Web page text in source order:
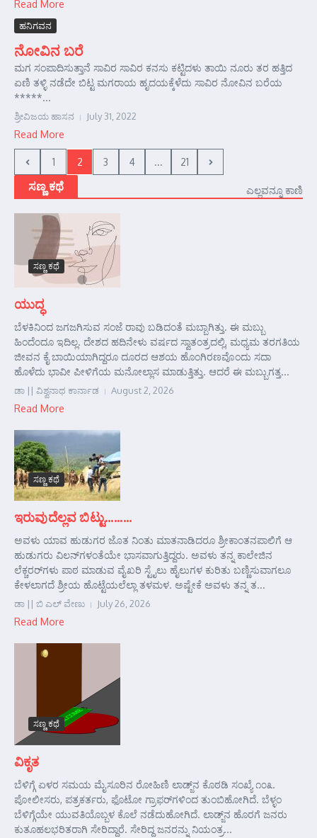
Read More
ಹನಿಗವನ
ನೋವಿನ ಬರೆ
ಮಗ ಸಂಪಾದಿಸುತ್ತಾನೆ ಸಾವಿರ ಸಾವಿರ ಕನಸು ಕಟ್ಟಿದಳು ತಾಯಿ ನೂರು ತರ ಹತ್ತಿದ
ಏಣಿ ತಳ್ಳಿ ನಡೆದೇ ಬಿಟ್ಟ ಮಗರಾಯ ಹೃದಯಕ್ಕೆಳೆದು ಸಾವಿರ ನೋವಿನ ಬರೆಯ
*****...
ಶ್ರೀವಿಜಯ ಹಾಸನ July 31, 2022
Read More
1 2 3 4 ... 21
ಸಣ್ಣ ಕಥೆ ಎಲ್ಲವನ್ನೂ ಕಾಣಿ
ಸಣ್ಣ ಕಥೆ
ಯುದ್ಧ
ಬೆಳಕಿನಿಂದ ಜಗಜಗಿಸುವ ಸಂಜೆ ರಾವು ಬಡಿದಂತೆ ಮಬ್ಬಾಗಿತ್ತು. ಈ ಮಬ್ಬು
ಹಿಂದೆಂದೂ ಇದಿಲ್ಲ. ದೇಶದ ಹದಿನೇಳು ವರ್ಷದ ಸ್ವಾತಂತ್ರದಲ್ಲಿ, ಮಧ್ಯಮ ತರಗತಿಯ
ಜೀವನ ಕೈ ಬಾಯಿಯಾಗಿದ್ದರೂ ದೂರದ ಆಶಯ ಹೊಂಗಿರಣವೊಂದು ಸದಾ
ಹೊಳೆದು ಭಾವೀ ಪೀಳಿಗೆಯ ಮನೋಲ್ಲಾಸ ಮಾಡುತ್ತಿತ್ತು. ಆದರೆ ಈ ಮಬ್ಬುಗತ್ತ...
ಡಾ || ವಿಶ್ವನಾಥ ಕಾರ್ನಾಡ August 2, 2026
Read More
ಸಣ್ಣ ಕಥೆ
ಇರುವುದೆಲ್ಲವ ಬಿಟ್ಟು………
ಅವಳು ಯಾವ ಹುಡುಗರ ಜೊತ ನಿಂತು ಮಾತನಾಡಿದರೂ ಶ್ರೀಕಾಂತನಪಾಲಿಗೆ ಆ
ಹುಡುಗರು ವಿಲನ್‌ಗಳಂತೆಯೇ ಭಾಸವಾಗುತ್ತಿದ್ದರು. ಅವಳು ತನ್ನ ಕಾಲೇಜಿನ
ಲೆಕ್ಚರರ್‌ಗಳು ಪಾಠ ಮಾಡುವ ವೈಖರಿ ಸ್ಟೈಲು ಹೈಲುಗಳ ಕುರಿತು ಬಣ್ಣಿಸುವಾಗಲೂ
ಕೇಳಲಾಗದೆ ಶ್ರೀಯ ಹೊಟ್ಟೆಯಲೆಲ್ಲಾ ತಳಮಳ. ಅಷ್ಟೇಕೆ ಅವಳು ತನ್ನ ತ...
ಡಾ || ಬಿ ಎಲ್ ವೇಣು July 26, 2026
Read More
ಸಣ್ಣ ಕಥೆ
ವಿಕೃತ
ಬೆಳಿಗ್ಗೆ ಏಳರ ಸಮಯ ಮೈಸೂರಿನ ರೋಹಿಣಿ ಲಾಡ್ಜ್‌ನ ಕೊಠಡಿ ಸಂಖ್ಯೆ ೧೦೩.
ಪೋಲೀಸರು, ಪತ್ರಕರ್ತರು, ಫೊಟೋ ಗ್ರಾಫರ್‌ಗಳಿಂದ ತುಂಬಿಹೋಗಿದೆ. ಬೆಳ್ಳಂ
ಬೆಳಿಗ್ಗೆಯೇ ಯುವತಿಯೊಬ್ಬಳ ಕೊಲೆ ನಡೆದುಹೋಗಿದೆ. ಲಾಡ್ಜ್‌ನ ಹೊರಗೆ ಜನರು
ಕುತೂಹಲಭರಿತರಾಗಿ ಸೇರಿದ್ದಾರೆ. ಸೇರಿದ್ದ ಜನರನ್ನು ನಿಯಂತ್ರ...